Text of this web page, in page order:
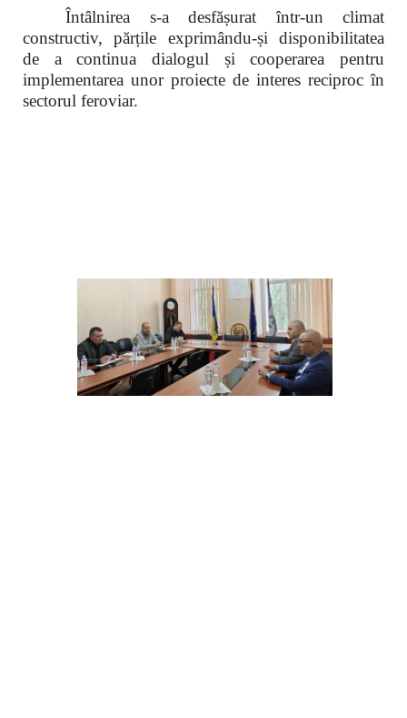
Întâlnirea s-a desfășurat într-un climat
constructiv, părțile exprimându-și disponibilitatea
de a continua dialogul și cooperarea pentru
implementarea unor proiecte de interes reciproc în
sectorul feroviar.